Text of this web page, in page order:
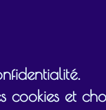
cookies et